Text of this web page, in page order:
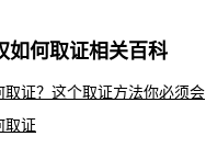
如何取证相关百科
证？这个取证方法你必须会
取证